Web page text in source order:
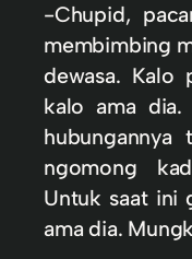
-Chupid,
membimbing
dewasa. Kalo
kalo ama dia.
ngomong
Untuk saat ini
ama dia.